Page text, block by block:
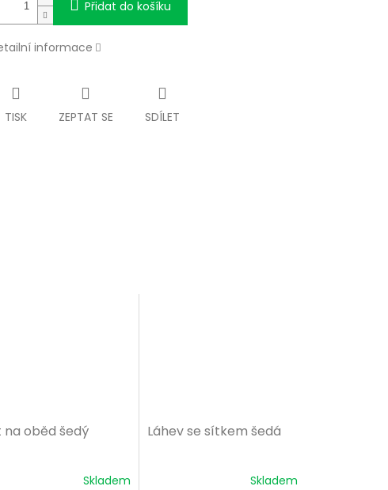
Přidat do košíku
informace
TISK ZEPTAT SE SDÍLET
na oběd šedý
Skladem
Láhev se sítkem šedá
Skladem